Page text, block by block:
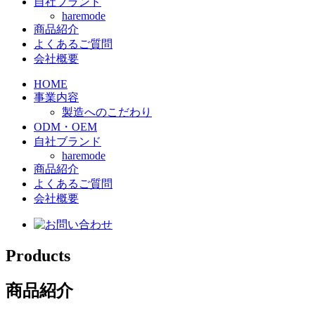
haremode
商品紹介
よくあるご質問
会社概要
HOME
事業内容
製造へのこだわり
ODM・OEM
自社ブランド
haremode
商品紹介
よくあるご質問
会社概要
Products
商品紹介